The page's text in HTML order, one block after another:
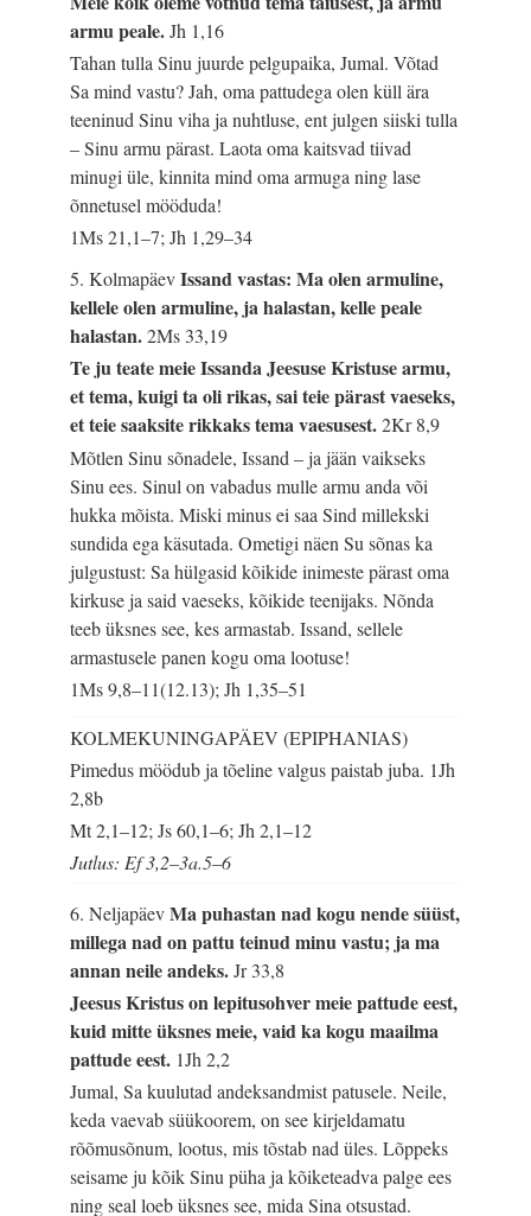
armu peale.Jh 1,16
Tahan tulla Sinu juurde pelgupaika, Jumal. Võtad
Sa mind vastu? Jah, oma pattudega olen küll ära
teeninud Sinu viha ja nuhtluse, ent julgen siiski tulla
– Sinu armu pärast. Laota oma kaitsvad tiivad
minugi üle, kinnita mind oma armuga ning lase
õnnetusel mööduda!
1Ms 21,1–7; Jh 1,29–34
5. KolmapäevIssand vastas: Ma olen armuline,
kellele olen armuline, ja halastan, kelle peale
halastan.2Ms 33,19
Te ju teate meie Issanda Jeesuse Kristuse armu,
et tema, kuigi ta oli rikas, sai teie pärast vaeseks,
et teie saaksite rikkaks tema vaesusest.2Kr 8,9
Mõtlen Sinu sõnadele, Issand – ja jään vaikseks
Sinu ees. Sinul on vabadus mulle armu anda või
hukka mõista. Miski minus ei saa Sind millekski
sundida ega käsutada. Ometigi näen Su sõnas ka
julgustust: Sa hülgasid kõikide inimeste pärast oma
kirkuse ja said vaeseks, kõikide teenijaks. Nõnda
teeb üksnes see, kes armastab. Issand, sellele
armastusele panen kogu oma lootuse!
1Ms 9,8–11(12.13); Jh 1,35–51
KOLMEKUNINGAPÄEV (EPIPHANIAS)
Pimedus möödub ja tõeline valgus paistab juba. 1Jh
2,8b
Mt 2,1–12; Js 60,1–6; Jh 2,1–12
Jutlus: Ef 3,2–3a.5–6
6. NeljapäevMa puhastan nad kogu nende süüst,
millega nad on pattu teinud minu vastu; ja ma
annan neile andeks.Jr 33,8
Jeesus Kristus on lepitusohver meie pattude eest,
kuid mitte üksnes meie, vaid ka kogu maailma
pattude eest. 1Jh 2,2
Jumal, Sa kuulutad andeksandmist patusele. Neile,
keda vaevab süükoorem, on see kirjeldamatu
rõõmusõnum, lootus, mis tõstab nad üles. Lõppeks
seisame ju kõik Sinu püha ja kõiketeadva palge ees
ning seal loeb üksnes see, mida Sina otsustad.